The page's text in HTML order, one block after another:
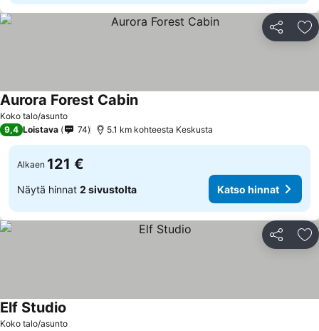
Jaa
Koko talo/asunto
Aurora Forest Cabin
9,4 Loistava 74 5.1 km kohteesta Keskusta
Alkaen 121 €
Näytä hinnat 2 sivustolta Katso hinnat
Jaa
Koko talo/asunto
Elf Studio